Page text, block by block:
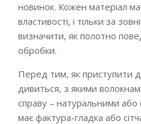
новинок. Кожен матеріал
властивості, і тільки за
визначити, як полотно
обробки.
Перед тим, як приступити
дивиться, з якими
справу – натуральними
має фактура-гладка або